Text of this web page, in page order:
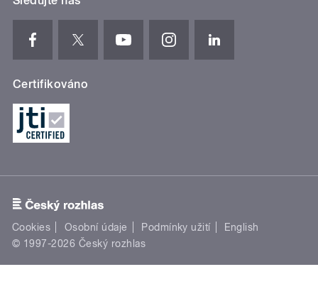
Certifikováno
Cookies Osobní údaje Podmínky užití
English
© 1997-2026 Český rozhlas